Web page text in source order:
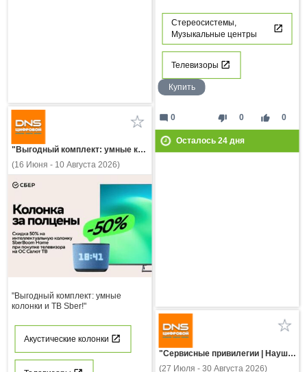
Стереосистемы,
Музыкальные центры
Телевизоры
Купить
thumb_down 0 thumb_up 0
mode_comment 0
Осталось 24дня
"Выгодный комплект: умные колонки и ТВ Sber!"
(16 Июня - 10 Августа 2026)
"Выгодный комплект: умные
колонки и ТВ Sber!"
Акустические колонки
"Сервисные привилегии | Наушники HUAWEI FreeClip 2 S"
(27 Июля - 30 Августа 2026)